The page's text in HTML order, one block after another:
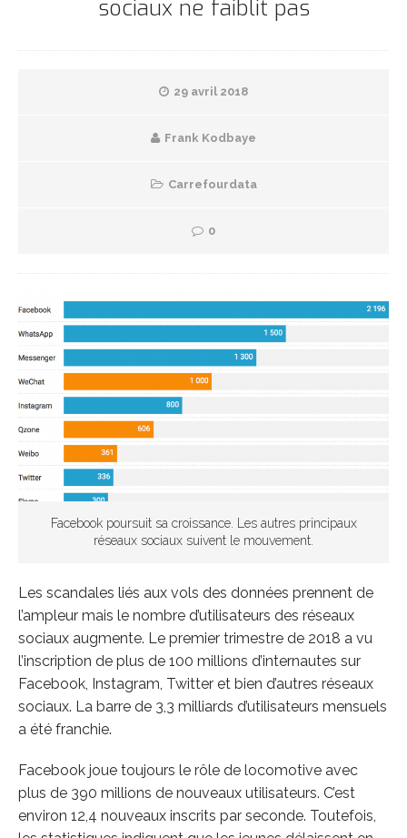
sociaux ne faiblit pas
29 avril 2018
Frank Kodbaye
Carrefourdata
0
Facebook poursuit sa croissance. Les autres principaux
réseaux sociaux suivent le mouvement.
Les scandales liés aux vols des données prennent de
l’ampleur mais le nombre d’utilisateurs des réseaux
sociaux augmente. Le premier trimestre de 2018 a vu
l’inscription de plus de 100 millions d’internautes sur
Facebook, Instagram, Twitter et bien d’autres réseaux
sociaux. La barre de 3,3 milliards d’utilisateurs mensuels
a été franchie.
Facebook joue toujours le rôle de locomotive avec
plus de 390 millions de nouveaux utilisateurs. C’est
environ 12,4 nouveaux inscrits par seconde. Toutefois,